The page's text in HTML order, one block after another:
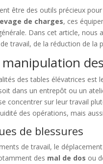
être des outils précieux
de charges, ces
Dans cet article, nous
travail, de la réduction de la
des tables élévatrices est
dans un entrepôt ou un
concentrer sur leur travail
des opérations, mais
de blessures
de travail, le
des mal de dos ou